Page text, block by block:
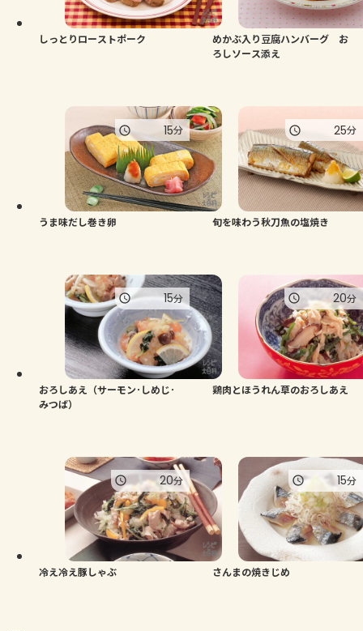
しっとりローストポーク
めかぶ入り豆腐ハンバーグ お
ろしソース添え
うま味だし巻き卵
15分
旬を味わう秋刀魚の塩焼き
25分
おろしあえ（サーモン･しめじ･
みつば）
15分
鶏肉とほうれん草のおろしあえ
20分
冷え冷え豚しゃぶ
20分
さんまの焼きじめ
15分